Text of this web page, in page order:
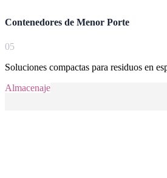
Contenedores de Menor Porte
05
Soluciones compactas para residuos en
Almacenaje